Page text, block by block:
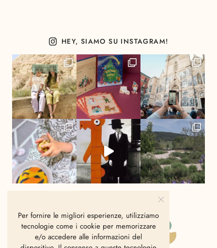
HEY, SIAMO SU INSTAGRAM!
Per fornire le migliori esperienze, utilizziamo
tecnologie come i cookie per memorizzare
e/o accedere alle informazioni del